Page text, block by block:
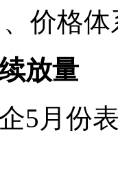
价格
放量
5月份